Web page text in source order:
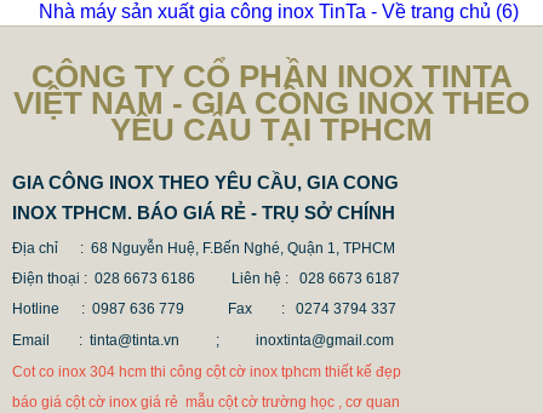
Nhà máy sản xuất gia công inox TinTa - Về trang chủ (6)
CÔNG TY CỔ PHẦN INOX TINTA
VIỆT NAM - GIA CÔNG INOX THEO
YÊU CẦU TẠI TPHCM
GIA CÔNG INOX THEO YÊU CẦU, GIA CONG
INOX TPHCM. BÁO GIÁ RẺ - TRỤ SỞ CHÍNH
Địa chỉ : 68 Nguyễn Huệ, F.Bến Nghé, Quận 1, TPHCM
Điện thoại : 028 6673 6186
Liên hệ : 028 6673 6187
Hotline : 0987 636 779 Fax
: 0274 3794 337
Email : tinta@tinta.vn ;
inoxtinta@gmail.com
Cot co inox 304 hcm thi công cột cờ inox tphcm thiết kế đẹp
báo giá cột cờ inox giá rẻ mẫu cột cờ trường học , cơ quan